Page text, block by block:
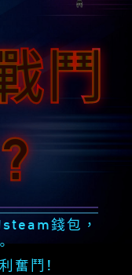
鬥
錢包，
奮鬥!